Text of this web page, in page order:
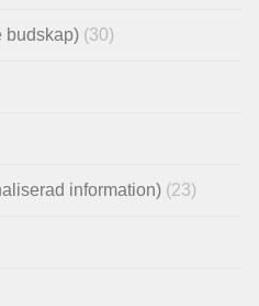
budskap) (30)
information) (23)